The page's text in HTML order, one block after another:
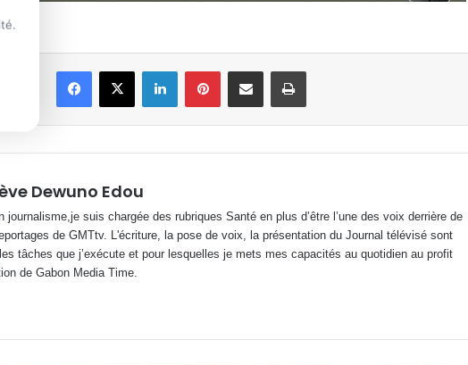
FacebookX LinkedinPinterestPartager par email Imprimer
Dewuno Edou
journalisme,je suis chargée des rubriques Santé en plus d’être l’une des voix derrière de
de GMTtv. L'écriture, la pose de voix, la présentation du Journal télévisé sont
tâches que j’exécute et pour lesquelles je mets mes capacités au quotidien au profit
de Gabon Media Time.
Département d’Etimboué : Perenco
renforce l’accès aux soins avec
deux nouvelles cases de santé
Jeux du Commonwealth : la
judokate Marthe Gnacadja Avaro
rapprochement des soins au cœur